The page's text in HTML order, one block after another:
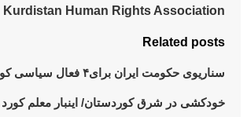
Kurdistan Human Rights Association
Related posts
سناریوی حکومت ایران برای۴ فعال سیاسی کورد، پروژه‌ای شکست خورده و تکراریست
خودکشی در شرق کوردستان/ اینبار معلم